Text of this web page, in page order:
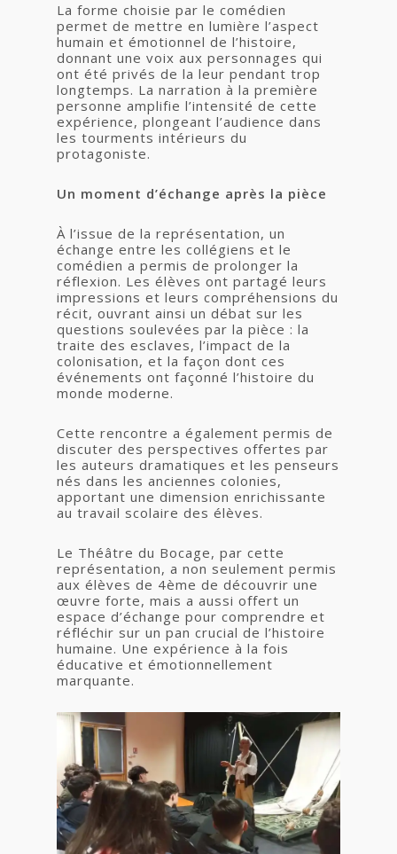
La forme choisie par le comédien
permet de mettre en lumière l’aspect
humain et émotionnel de l’histoire,
donnant une voix aux personnages qui
ont été privés de la leur pendant trop
longtemps. La narration à la première
personne amplifie l’intensité de cette
expérience, plongeant l’audience dans
les tourments intérieurs du
protagoniste.
Un moment d’échange après la pièce
À l’issue de la représentation, un
échange entre les collégiens et le
comédien a permis de prolonger la
réflexion. Les élèves ont partagé leurs
impressions et leurs compréhensions du
récit, ouvrant ainsi un débat sur les
questions soulevées par la pièce : la
traite des esclaves, l’impact de la
colonisation, et la façon dont ces
événements ont façonné l’histoire du
monde moderne.
Cette rencontre a également permis de
discuter des perspectives offertes par
les auteurs dramatiques et les penseurs
nés dans les anciennes colonies,
apportant une dimension enrichissante
au travail scolaire des élèves.
Le Théâtre du Bocage, par cette
représentation, a non seulement permis
aux élèves de 4ème de découvrir une
œuvre forte, mais a aussi offert un
espace d’échange pour comprendre et
réfléchir sur un pan crucial de l’histoire
humaine. Une expérience à la fois
éducative et émotionnellement
marquante.